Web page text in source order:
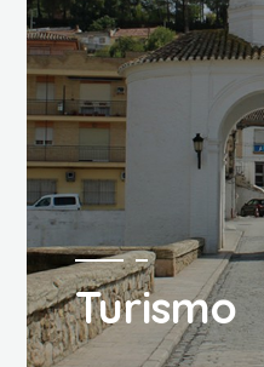
Turismo